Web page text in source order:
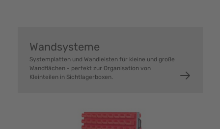
Wandsysteme
Systemplatten und Wandleisten für kleine und große
Wandflächen - perfekt zur Organisation von
Kleinteilen in Sichtlagerboxen.